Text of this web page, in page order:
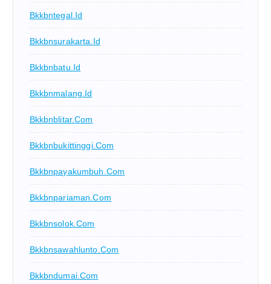
Bkkbntegal.id
Bkkbnsurakarta.id
Bkkbnbatu.id
Bkkbnmalang.id
Bkkbnblitar.com
Bkkbnbukittinggi.com
Bkkbnpayakumbuh.com
Bkkbnpariaman.com
Bkkbnsolok.com
Bkkbnsawahlunto.com
Bkkbndumai.com